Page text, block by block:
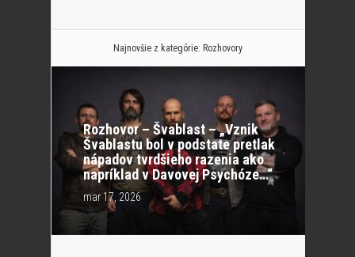
Najnovšie z kategórie: Rozhovory
Rozhovor – Švablast – „Vznik
Švablastu bol v podstate pretlak
nápadov tvrdšieho razenia ako
napríklad v Davovej Psychóze…“
mar 17, 2026